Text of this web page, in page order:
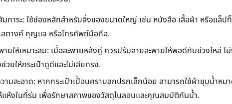
มภาระ: ใช้ช่องหลักสำหรับสิ่งของขนาดใหญ่ เช่น หนังสือ เสื้อผ้า หรือแ
สตางค์ กุญแจ หรือโทรศัพท์มือถือ.
ายให้เหมาะสม: เมื่อสะพายหลังคู่ ควรปรับสายสะพายให้พอดีกับช่วงไหล่
วยให้กระเป๋าดูดีและไม่เสียทรง.
ามสะอาด: หากกระเป๋าเปื้อนคราบสกปรกเล็กน้อย สามารถใช้ผ้าชุบน้ำ
แห้งในที่ร่ม เพื่อรักษาสภาพของวัสดุไนลอนและคุณสมบัติกันน้ำ.